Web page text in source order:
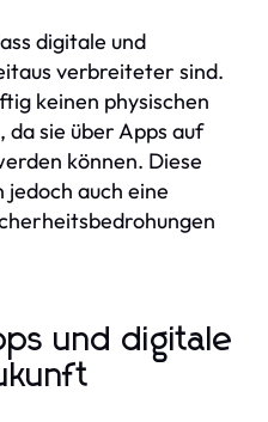
digitale und
verbreiteter sind.
keinen physischen
da sie über Apps auf
können. Diese
auch eine
und digitale